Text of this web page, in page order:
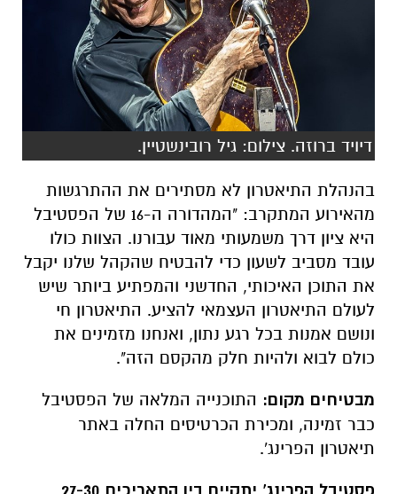
דיויד ברוזה. צילום: גיל רובינשטיין.
בהנהלת התיאטרון לא מסתירים את ההתרגשות
מהאירוע המתקרב: "המהדורה ה-16 של הפסטיבל
היא ציון דרך משמעותי מאוד עבורנו. הצוות כולו
עובד מסביב לשעון כדי להבטיח שהקהל שלנו יקבל
את התוכן האיכותי, החדשני והמפתיע ביותר שיש
לעולם התיאטרון העצמאי להציע. התיאטרון חי
ונושם אמנות בכל רגע נתון, ואנחנו מזמינים את
כולם לבוא ולהיות חלק מהקסם הזה".
מבטיחים מקום: התוכנייה המלאה של הפסטיבל
כבר זמינה, ומכירת הכרטיסים החלה באתר
תיאטרון הפרינג'.